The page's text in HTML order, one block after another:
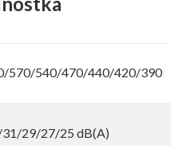
570/540/470/440/420/390
29/27/25 dB(A)